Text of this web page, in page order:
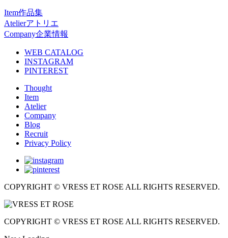
Item作品集
Atelierアトリエ
Company企業情報
WEB CATALOG
INSTAGRAM
PINTEREST
Thought
Item
Atelier
Company
Blog
Recruit
Privacy Policy
COPYRIGHT © VRESS ET ROSE ALL RIGHTS RESERVED.
COPYRIGHT © VRESS ET ROSE ALL RIGHTS RESERVED.